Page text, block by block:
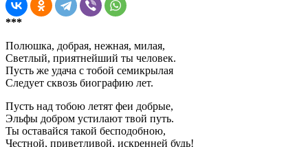
***
Полюшка, добрая, нежная, милая,
Светлый, приятнейший ты человек.
Пусть же удача с тобой семикрылая
Следует сквозь биографию лет.
Пусть над тобою летят феи добрые,
Эльфы добром устилают твой путь.
Ты оставайся такой бесподобною,
Честной, приветливой, искренней будь!